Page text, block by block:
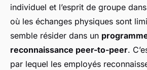
individuel et l’esprit de groupe
où les échanges physiques sont
semble résider dans un
reconnaissance peer-to-peer.
par lequel les employés